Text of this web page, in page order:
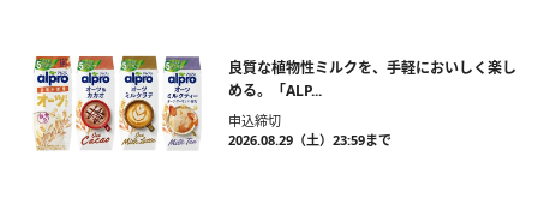
良質な植物性ミルクを、手軽においしく楽し
める。「ALP...
申込締切
2026.08.29（土）23:59まで